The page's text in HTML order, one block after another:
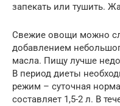
запекать или тушить.
Свежие овощи можно
добавлением
масла. Пищу лучше
В период диеты
режим – суточная
составляет 1,5-2 л. В